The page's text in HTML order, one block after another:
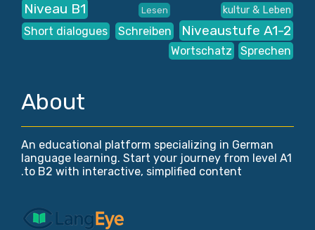
kultur & Leben
Lesen
Niveau B1
Niveaustufe A1-2
Schreiben
Short dialogues
Sprechen
Wortschatz
About
An educational platform specializing in German
language learning. Start your journey from level A1
to B2 with interactive, simplified content.